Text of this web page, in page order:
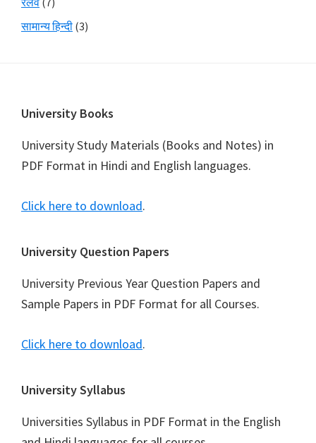
सामान्य हिन्दी (3)
Footer
University Books
University Study Materials (Books and Notes) in
PDF Format in Hindi and English languages.
Click here to download.
University Question Papers
University Previous Year Question Papers and
Sample Papers in PDF Format for all Courses.
Click here to download.
University Syllabus
Universities Syllabus in PDF Format in the English